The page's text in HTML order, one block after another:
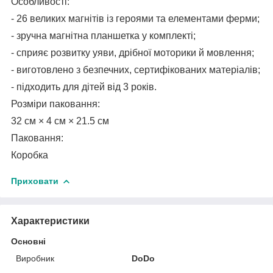
- 26 великих магнітів із героями та елементами ферми;
- зручна магнітна планшетка у комплекті;
- сприяє розвитку уяви, дрібної моторики й мовлення;
- виготовлено з безпечних, сертифікованих матеріалів;
- підходить для дітей від 3 років.
Розміри паковання:
32 см × 4 см × 21.5 см
Паковання:
Коробка
Приховати
Характеристики
Основні
Виробник
DoDo